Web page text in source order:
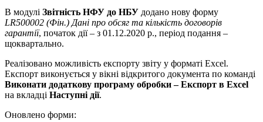
В модулі Звітність НФУ до НБУ додано нову форму
LR500002 (Фін.) Дані про обсяг та кількість договорів
гарантії, початок дії – з 01.12.2020 р., період подання –
щоквартально.
Реалізовано можливість експорту звіту у форматі Excel.
Експорт виконується у вікні відкритого документа по команді
Виконати додаткову програму обробки – Експорт в Excel
на вкладці Наступні дії.
Оновлено форми: